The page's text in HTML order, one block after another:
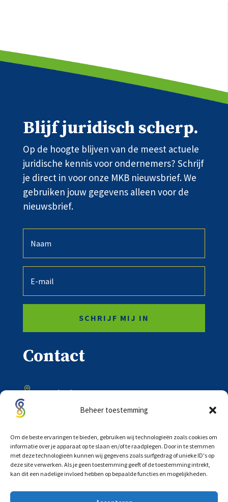
Beheer toestemming
Om de beste ervaringen te bieden, gebruiken wij technologieën zoals cookies om
informatie over je apparaat op te slaan en/of te raadplegen. Door in te stemmen
met deze technologieën kunnen wij gegevens zoals surfgedrag of unieke ID's op
deze site verwerken. Als je geen toestemming geeft of de toestemming intrekt,
kan dit een nadelige invloed hebben op bepaalde functies en mogelijkheden.
Blijf juridisch scherp.
Op de hoogte blijven van de meest actuele
juridische kennis voor ondernemers? Schrijf
je direct in voor onze MKB nieuwsbrief. We
gebruiken jouw gegevens alleen voor de
nieuwsbrief.
SCHRIJF MIJ IN
Contact

Onder de Toren 20
8302 BV Emmeloord
0527 – 618333
 info@scholtensadvocaten.nl